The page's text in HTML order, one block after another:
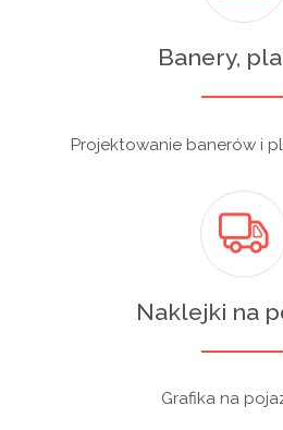
Banery,
Projektowanie banerów i
Naklejki na
Grafika na